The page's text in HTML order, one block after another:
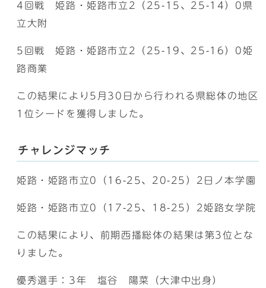
4回戦 姫路・姫路市立2（25-15、25-14）0県
立大附
5回戦 姫路・姫路市立2（25-19、25-16）0姫
路商業
この結果により5月30日から行われる県総体の地区
1位シードを獲得しました。
チャレンジマッチ
姫路・姫路市立0（16-25、20-25）2日ノ本学園
姫路・姫路市立0（17-25、18-25）2姫路女学院
この結果により、前期西播総体の結果は第3位とな
りました。
優秀選手：3年 塩谷 陽菜（大津中出身）